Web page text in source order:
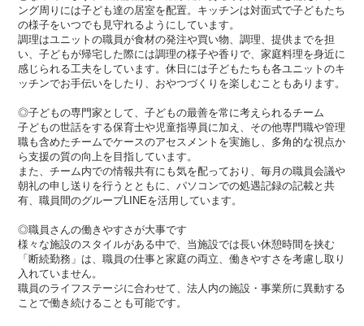
ング周りには子ども達の居室を配置。キッチンは対面式で子どもたち
の様子をいつでも見守れるようにしています。
調理はユニットの職員が食材の発注や買い物、調理、提供までを担
い、子どもが帰宅した際には調理の様子や香りで、家庭料理を身近に
感じられる工夫をしています。休日には子どもたちも各ユニットのキ
ッチンでお手伝いをしたり、おやつづくりを楽しむこともあります。
◎子どもの専門家として、子どもの最善を常に考えられるチーム
子どもの世話をする保育士や児童指導員に加え、その他専門職や管理
職も含めたチームでケースのアセスメントを実施し、多角的な視点か
ら支援の質の向上を目指しています。
また、チーム内での情報共有にも気を配っており、毎月の職員会議や
朝礼の申し送りを行うとともに、パソコンでの処遇記録の記載と共
有、職員間のグループLINEを活用しています。
◎職員さんの働きやすさが大事です
様々な施設のスタイルがある中で、当施設では長い休憩時間を挟む
「断続勤務」は、職員の仕事と家庭の両立、働きやすさを考慮し取り
入れていません。
職員のライフステージに合わせて、法人内の施設・事業所に異動する
ことで働き続けることも可能です。